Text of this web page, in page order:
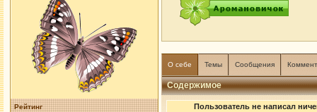
Рейтинг
О себе Темы Сообщения
Содержимое
Пользователь не написал